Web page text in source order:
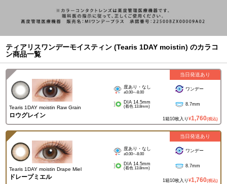
ティアリスワンデーモイスティン (Tearis 1DAY moistin) のカラコ
ン商品一覧
Tearis 1DAY moistin Raw Grain
ロウグレイン
度あり・なし
±0.00~-8.00
ワンデー
DIA 14.5mm
(着色 13.8mm) 8.7mm
1箱10枚入り ¥1,760(税込)
当日発送あり
Tearis 1DAY moistin Drape Miel
ドレープミエル
度あり・なし
±0.00~-8.00
ワンデー
DIA 14.5mm
(着色 13.8mm) 8.7mm
1箱10枚入り ¥1,760(税込)
当日発送あり